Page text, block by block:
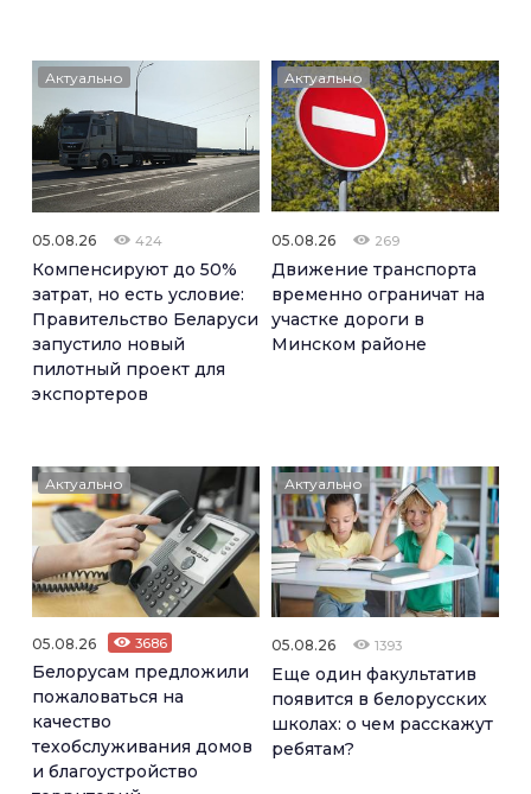
Актуально
05.08.26 424
Компенсируют до 50%
затрат, но есть условие:
Правительство Беларуси
запустило новый
пилотный проект для
экспортеров
Актуально
05.08.26 269
Движение транспорта
временно ограничат на
участке дороги в
Минском районе
Актуально
05.08.26 3686
Белорусам предложили
пожаловаться на
качество
техобслуживания домов
и благоустройство
Актуально
05.08.26 1393
Еще один факультатив
появится в белорусских
школах: о чем расскажут
ребятам?